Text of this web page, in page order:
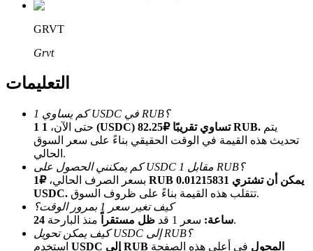
شركاء Bitrue
تصل العمولات إلى 65٪!
GRVT
Grvt
التعليمات
كم يساوي 1 USDC في RUB؟
حتى الآن،
1 1 (USDC) تساوي تقريبًا ₽82.25 RUB.
تحديث هذه القيمة في الوقت الحقيقي بناءً على سعر السوق
الحالي.
كم يمكنني الحصول على USDC مقابل 1 RUB؟
بسعر الصرف الحالي،
₽1 RUB يمكن أن تشتري 0.01215831
USDC.
تتقلب هذه القيمة بناءً على ظروف السوق.
كيف تغير سعر 1 بمرور الوقت؟
24 ساعة: سعر 1 قد ظل مستقراً
منذ البارحة.
كيف يمكن تحويل USDC إلى RUB؟
USDC إلى RUB المحول في أعلى هذه الصفحة